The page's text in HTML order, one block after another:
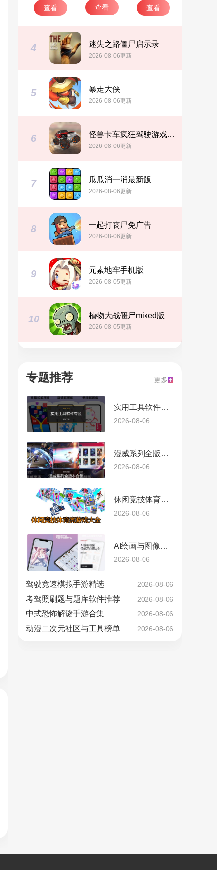
查看
查看 查看
4 迷失之路僵尸启示录
2026-08-06更新
5 暴走大侠
2026-08-06更新
6 怪兽卡车疯狂驾驶游戏安卓版
2026-08-06更新
7 瓜瓜消一消最新版
2026-08-06更新
8 一起打丧尸免广告
2026-08-06更新
9 元素地牢手机版
2026-08-05更新
10 植物大战僵尸mixed版
2026-08-05更新
专题推荐 更多
实用工具软件专区
2026-08-06
漫威系列全版本合集
2026-08-06
休闲竞技体育类游戏大全
2026-08-06
AI绘画与图像处理应用大全
2026-08-06
驾驶竞速模拟手游精选 2026-08-06
考驾照刷题与题库软件推荐 2026-08-06
中式恐怖解谜手游合集 2026-08-06
动漫二次元社区与工具榜单 2026-08-06